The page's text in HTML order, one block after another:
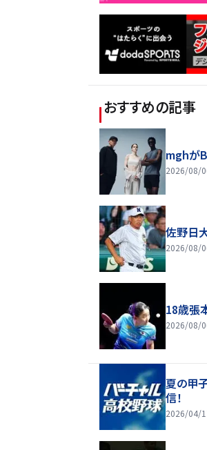
おすすめの記事
mghが
2026/08/
佐野日
2026/08/
18歳張
2026/08/
夏の甲
信！
2026/04/